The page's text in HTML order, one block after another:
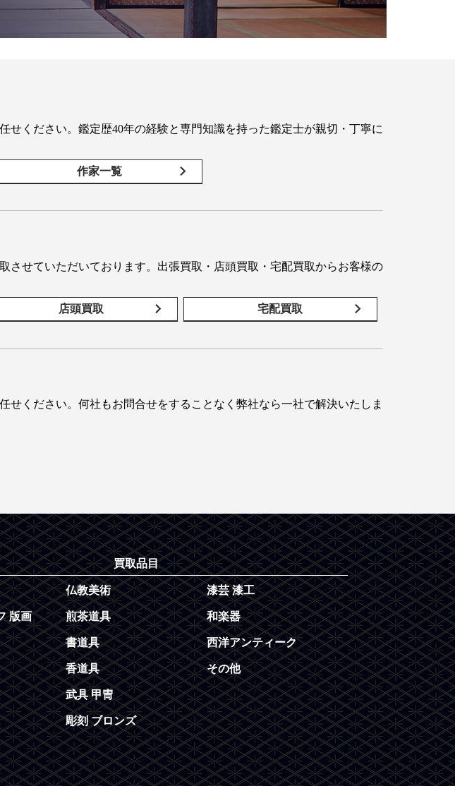
せください。鑑定歴40年の経験と専門知識を持った鑑定士が親切・丁寧に
作家一覧
させていただいております。出張買取・店頭買取・宅配買取からお客様の
店頭買取 宅配買取
せください。何社もお問合せをすることなく弊社なら一社で解決いたしま
買取品目
版画
仏教美術
煎茶道具
書道具
香道具
武具 甲冑
彫刻 ブロンズ
漆芸 漆工
和楽器
西洋アンティーク
その他